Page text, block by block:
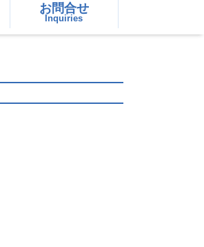
お問合せ
Inquiries